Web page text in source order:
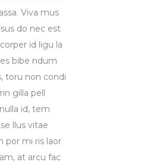
Viva mus
do nec est
id ligu la
bibe ndum
toru non condi
gilla pell
id, tem
llus vitae
por mi ris laor
at arcu fac